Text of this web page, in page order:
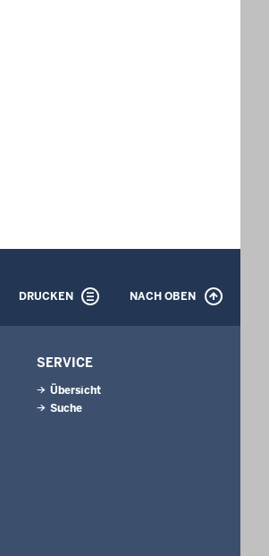
DRUCKEN NACH OBEN
SERVICE
Übersicht
Suche